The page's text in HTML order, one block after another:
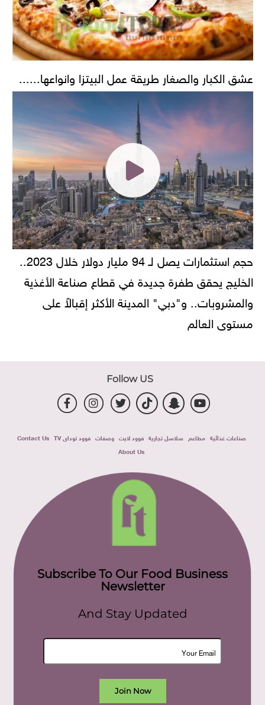
عشق الكبار والصغار طريقة عمل البيتزا وانواعها......
الخليج يحقق طفرة جديدة في قطاع صناعة الأغذية
والمشروبات.. و"دبي" المدينة الأكثر إقبالاً على
مستوى العالم
Follow US
صناعات غذائية مطاعم سلاسل تجارية فوود لايت وصفات فوود توداى TV
Contact Us
About Us
Subscribe To Our Food Business
Newsletter
And Stay Updated
Join Now